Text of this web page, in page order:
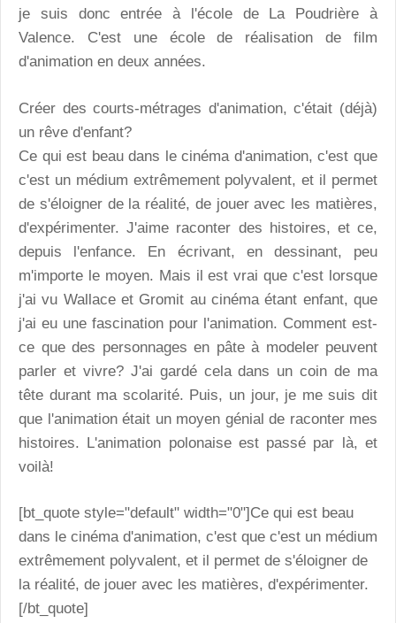
je suis donc entrée à l'école de La Poudrière à
Valence. C'est une école de réalisation de film
d'animation en deux années.
Créer des courts-métrages d'animation, c'était (déjà)
un rêve d'enfant?
Ce qui est beau dans le cinéma d'animation, c'est que
c'est un médium extrêmement polyvalent, et il permet
de s'éloigner de la réalité, de jouer avec les matières,
d'expérimenter. J'aime raconter des histoires, et ce,
depuis l'enfance. En écrivant, en dessinant, peu
m'importe le moyen. Mais il est vrai que c'est lorsque
j'ai vu Wallace et Gromit au cinéma étant enfant, que
j'ai eu une fascination pour l'animation. Comment est-
ce que des personnages en pâte à modeler peuvent
parler et vivre? J'ai gardé cela dans un coin de ma
tête durant ma scolarité. Puis, un jour, je me suis dit
que l'animation était un moyen génial de raconter mes
histoires. L'animation polonaise est passé par là, et
voilà!
[bt_quote style="default" width="0"]Ce qui est beau
dans le cinéma d'animation, c'est que c'est un médium
extrêmement polyvalent, et il permet de s'éloigner de
la réalité, de jouer avec les matières, d'expérimenter.
[/bt_quote]